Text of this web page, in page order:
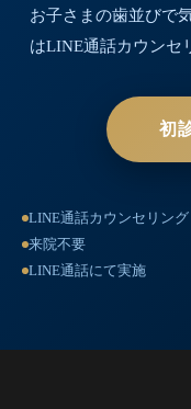
お子さまの歯並びで
はLINE通話カウンセ
初
LINE通話カウンセリング
来院不要
LINE通話にて実施